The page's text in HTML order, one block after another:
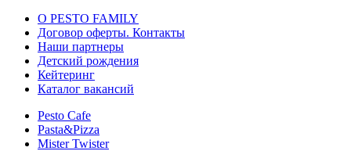
О PESTO FAMILY
Договор оферты. Контакты
Наши партнеры
Детский рождения
Кейтеринг
Каталог вакансий
Pesto Cafe
Pasta&Pizza
Mister Twister